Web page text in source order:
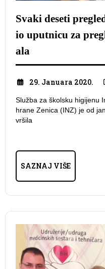
Svaki deseti
io uputnicu za
ala
29. Januara 2020.
Služba za školsku higijenu
hrane Zenica (INZ) je od
vršila
SAZNAJ VIŠE